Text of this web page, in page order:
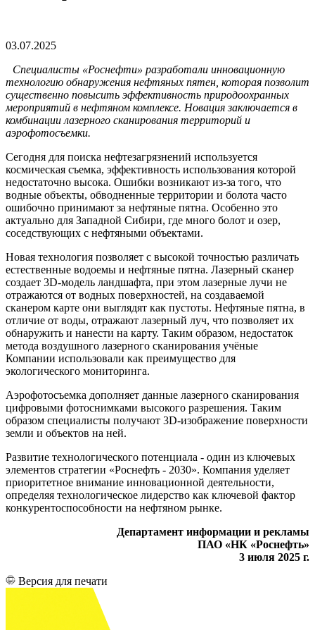
03.07.2025
Специалисты «Роснефти» разработали инновационную
технологию обнаружения нефтяных пятен, которая позволит
существенно повысить эффективность природоохранных
мероприятий в нефтяном комплексе. Новация заключается в
комбинации лазерного сканирования территорий и
аэрофотосъемки.
Сегодня для поиска нефтезагрязнений используется
космическая съемка, эффективность использования которой
недостаточно высока. Ошибки возникают из-за того, что
водные объекты, обводненные территории и болота часто
ошибочно принимают за нефтяные пятна. Особенно это
актуально для Западной Сибири, где много болот и озер,
соседствующих с нефтяными объектами.
Новая технология позволяет с высокой точностью различать
естественные водоемы и нефтяные пятна. Лазерный сканер
создает 3D-модель ландшафта, при этом лазерные лучи не
отражаются от водных поверхностей, на создаваемой
сканером карте они выглядят как пустоты. Нефтяные пятна, в
отличие от воды, отражают лазерный луч, что позволяет их
обнаружить и нанести на карту. Таким образом, недостаток
метода воздушного лазерного сканирования учёные
Компании использовали как преимущество для
экологического мониторинга.
Аэрофотосъемка дополняет данные лазерного сканирования
цифровыми фотоснимками высокого разрешения. Таким
образом специалисты получают 3D-изображение поверхности
земли и объектов на ней.
Развитие технологического потенциала - один из ключевых
элементов стратегии «Роснефть - 2030». Компания уделяет
приоритетное внимание инновационной деятельности,
определяя технологическое лидерство как ключевой фактор
конкурентоспособности на нефтяном рынке.
Департамент информации и рекламы
ПАО «НК «Роснефть»
3 июля 2025 г.
Версия для печати